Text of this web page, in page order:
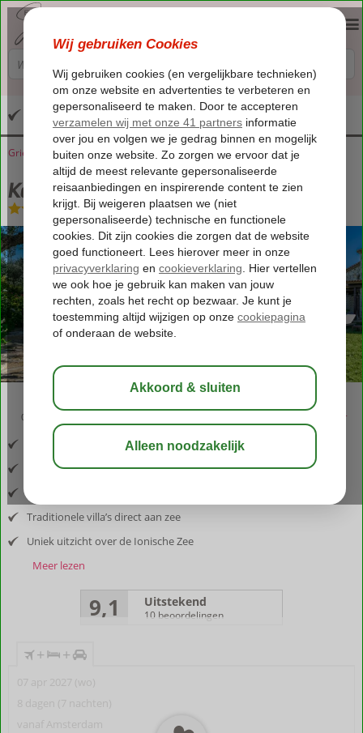
Altijd inclusief huurauto
Home
Griekenland Zakynthos Psarou Kavos Psarou Villas
Kavos Psarou Villas
Logies-Villa
03:05 bewaar
Inclusief vlucht en huurauto
Deel van het Biskinis-landgoed
Traditionele villa’s direct aan zee
Uniek uitzicht over de Ionische Zee
Meer lezen
9,1 Uitstekend
10 beoordelingen
+ +
07 apr 2027 (wo)
8 dagen (7 nachten)
vanaf Amsterdam